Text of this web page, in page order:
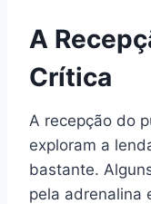
A
Crítica
A recepção do
exploram a
bastante.
pela adrenalina